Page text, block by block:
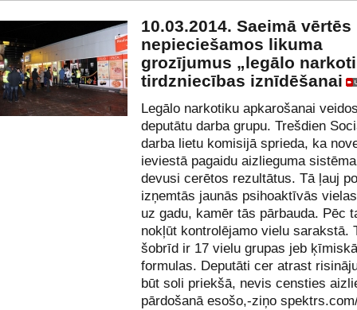
10.03.2014. Saeimā vērtēs
nepieciešamos likuma
grozījumus „legālo
tirdzniecības iznīdēšanai
Legālo narkotiku apkarošanai
deputātu darba grupu. Trešdien
darba lietu komisijā sprieda, ka
ieviestā pagaidu aizlieguma
devusi cerētos rezultātus. Tā ļauj
izņemtās jaunās psihoaktīvās
uz gadu, kamēr tās pārbauda. Pēc
nokļūt kontrolējamo vielu sarakstā.
šobrīd ir 17 vielu grupas jeb
formulas. Deputāti cer atrast
būt soli priekšā, nevis censties
pārdošanā esošo,-ziņo spektrs.com